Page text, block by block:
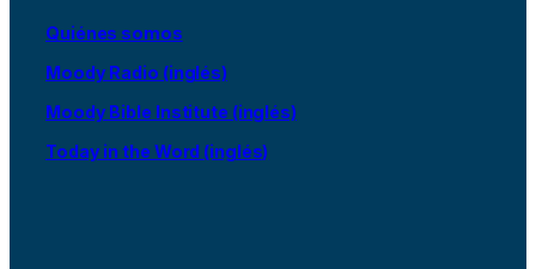
Quiénes somos
Moody Radio (inglés)
Moody Bible Institute (inglés)
Today in the Word (inglés)